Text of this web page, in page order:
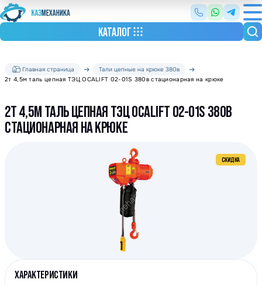
КАТАЛОГ
Главная страница
Тали цепные на крюке 380в
2т 4,5м таль цепная ТЭЦ OCALIFT 02-01S 380в стационарная на крюке
2Т 4,5М ТАЛЬ ЦЕПНАЯ ТЭЦ OCALIFT 02-01S 380В
СТАЦИОНАРНАЯ НА КРЮКЕ
СКИДКА
ХАРАКТЕРИСТИКИ